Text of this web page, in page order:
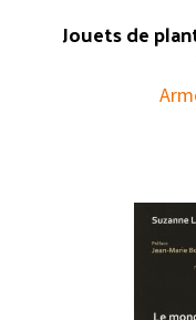
Jouets de